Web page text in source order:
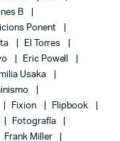
B
Ponent
El Torres
Eric Powell
Usaka
Fixion
Flipbook
Fotografía
Frank Miller